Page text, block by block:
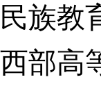
民族教
西部高